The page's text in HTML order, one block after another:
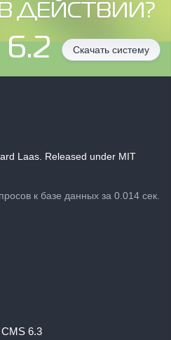
В ДЕЙСТВИИ?
6.2 Скачать систему
Laas. Released under MIT
к базе данных за 0.014 сек.
6.3